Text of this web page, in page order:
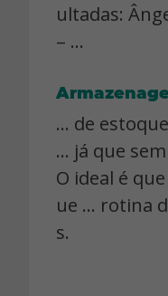
ultadas:
– ...
... de
... já que
O ideal é
ue ... rotina
s.